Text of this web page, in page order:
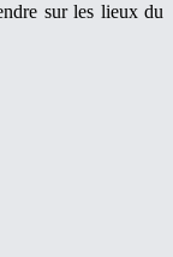
sur les lieux du